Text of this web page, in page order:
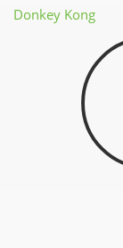
Donkey Kong